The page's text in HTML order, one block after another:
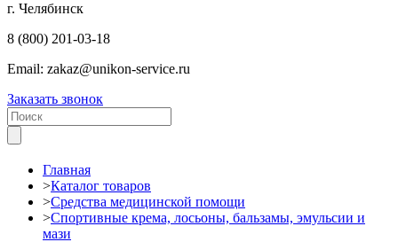
г. Челябинск
8 (800) 201-03-18
Email: zakaz@unikon-service.ru
Заказать звонок
Главная
>Каталог товаров
>Средства медицинской помощи
>Спортивные крема, лосьоны, бальзамы, эмульсии и
мази